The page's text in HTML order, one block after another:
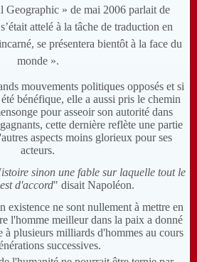
Geographic » de mai 2006 parlait de
attelé à la tâche de traduction en
se présentera bientôt à la face du
monde ».
mouvements politiques opposés et si
bénéfique, elle a aussi pris le chemin
pour asseoir son autorité dans
cette dernière reflète une partie
aspects moins glorieux pour ses
acteurs.
sinon une fable sur laquelle tout le
d'accord" disait Napoléon.
existence ne sont nullement à mettre en
l'homme meilleur dans la paix a donné
plusieurs milliards d'hommes au cours
successives.